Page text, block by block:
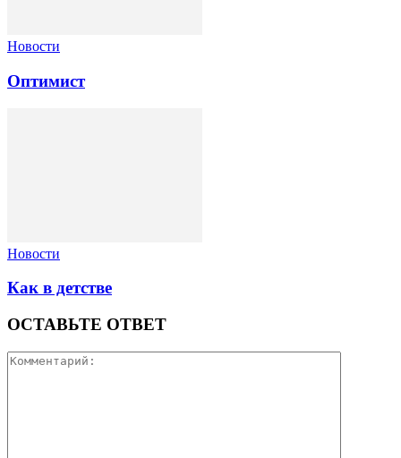
Новости
Оптимист
Новости
Как в детстве
ОСТАВЬТЕ ОТВЕТ